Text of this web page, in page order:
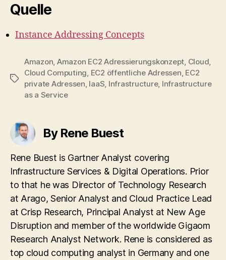
Quelle
Instance Addressing Concepts
Tags
Amazon Amazon EC2 Adressierungskonzept Cloud
Cloud Computing EC2 öffentliche Adressen EC2
private Adressen IaaS Infrastructure, Infrastructure
as a Service
By Rene Buest
Rene Buest is Gartner Analyst covering
Infrastructure Services & Digital Operations. Prior
to that he was Director of Technology Research
at Arago, Senior Analyst and Cloud Practice Lead
at Crisp Research, Principal Analyst at New Age
Disruption and member of the worldwide Gigaom
Research Analyst Network. Rene is considered as
top cloud computing analyst in Germany and one